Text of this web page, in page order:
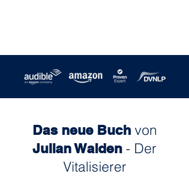
Das neue Buchvon
Julian Walden - Der
Vitalisierer